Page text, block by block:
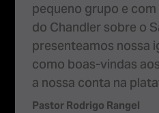
pequeno grupo e
do Chandler sobre o
presenteamos nossa
como boas-vindas
a nossa conta na
Pastor Rodrigo Rangel